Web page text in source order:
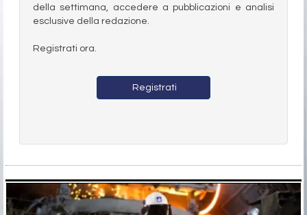
della settimana, accedere a pubblicazioni e analisi
esclusive della redazione.
Registrati ora.
Registrati